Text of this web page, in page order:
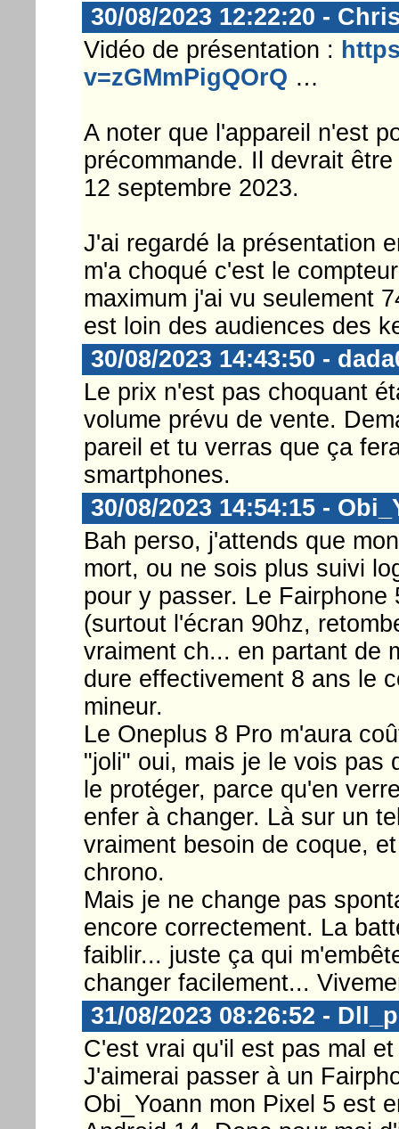
30/08/2023 12:22:20 -
Vidéo de présentation :
v=zGMmPigQOrQ …
A noter que l'appareil n'est
précommande. Il devrait
12 septembre 2023.
J'ai regardé la présentation
m'a choqué c'est le
maximum j'ai vu seulement
est loin des audiences des
30/08/2023 14:43:50 -
Le prix n'est pas choquant
volume prévu de vente.
pareil et tu verras que ça
smartphones.
30/08/2023 14:54:15 -
Bah perso, j'attends que
mort, ou ne sois plus suivi
pour y passer. Le
(surtout l'écran 90hz,
vraiment ch... en partant de
dure effectivement 8 ans le
mineur.
Le Oneplus 8 Pro m'aura
"joli" oui, mais je le vois pas
le protéger, parce qu'en
enfer à changer. Là sur un
vraiment besoin de coque,
chrono.
Mais je ne change pas
encore correctement. La
faiblir... juste ça qui
changer facilement...
31/08/2023 08:26:52 -
C'est vrai qu'il est pas mal
J'aimerai passer à un
Obi_Yoann mon Pixel 5 est